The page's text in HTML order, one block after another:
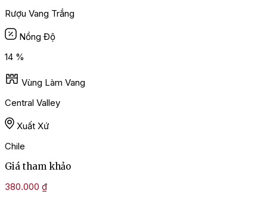
Rượu Vang Trắng
Nồng Độ
14 %
Vùng Làm Vang
Central Valley
Xuất Xứ
Chile
Giá tham khảo
380.000 ₫